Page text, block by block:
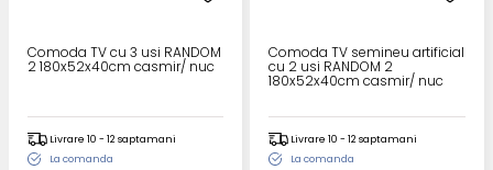
Comoda TV cu 3 usi RANDOM
2 180x52x40cm casmir/ nuc
Livrare 10 - 12 saptamani
La comanda
Comoda TV semineu artificial
cu 2 usi RANDOM 2
180x52x40cm casmir/ nuc
Livrare 10 - 12 saptamani
La comanda